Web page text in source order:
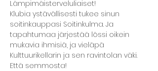
Lämpimäisterveluliaiset!
Klubia ystävällisesti tukee sinun
soitinkauppasi Soitinkulma. Ja
tapahtumaa järjestää lössi oikein
mukavia ihmisiä, ja vieläpä
Kulttuurikellarin ja sen ravintolan väki.
Että semmosta!